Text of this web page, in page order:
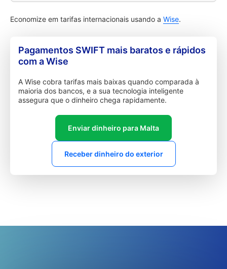
Economize em tarifas internacionais usando a Wise.
Pagamentos SWIFT mais baratos e rápidos
com a Wise
A Wise cobra tarifas mais baixas quando comparada à
maioria dos bancos, e a sua tecnologia inteligente
assegura que o dinheiro chega rapidamente.
Enviar dinheiro para Malta
Receber dinheiro do exterior